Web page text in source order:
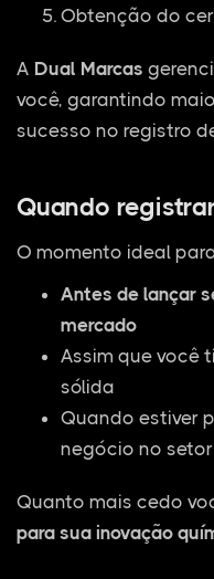
Obtenção do
A Dual Marcas
você, garantindo
sucesso no registro
Quando
O momento ideal
Antes de lançar
mercado
Assim que você
sólida
Quando estiver
negócio no
Quanto mais cedo
para sua inovação